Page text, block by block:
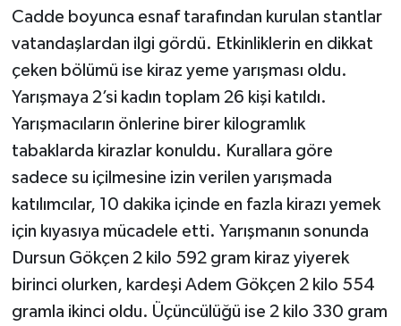
Cadde boyunca esnaf tarafından kurulan stantlar
vatandaşlardan ilgi gördü. Etkinliklerin en dikkat
çeken bölümü ise kiraz yeme yarışması oldu.
Yarışmaya 2’si kadın toplam 26 kişi katıldı.
Yarışmacıların önlerine birer kilogramlık
tabaklarda kirazlar konuldu. Kurallara göre
sadece su içilmesine izin verilen yarışmada
katılımcılar, 10 dakika içinde en fazla kirazı yemek
için kıyasıya mücadele etti. Yarışmanın sonunda
Dursun Gökçen 2 kilo 592 gram kiraz yiyerek
birinci olurken, kardeşi Adem Gökçen 2 kilo 554
gramla ikinci oldu. Üçüncülüğü ise 2 kilo 330 gram